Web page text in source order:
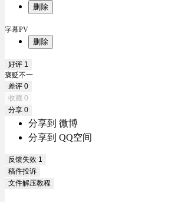
删除
字幕PV
删除
好评 1
褒贬不一
差评 0
收藏 0
分享 0
分享到 微博
分享到 QQ空间
反馈失效 1
稿件投诉
文件解压教程